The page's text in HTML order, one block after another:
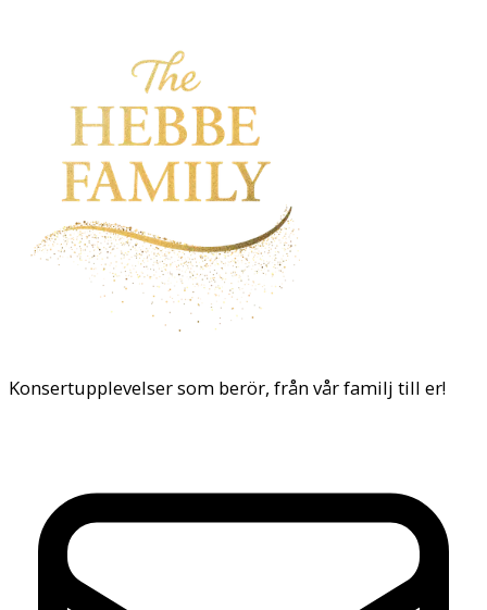
Konsertupplevelser som berör, från vår familj till er!